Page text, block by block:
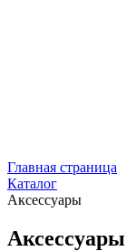
Главная страница
Каталог
Аксессуары
Аксессуары